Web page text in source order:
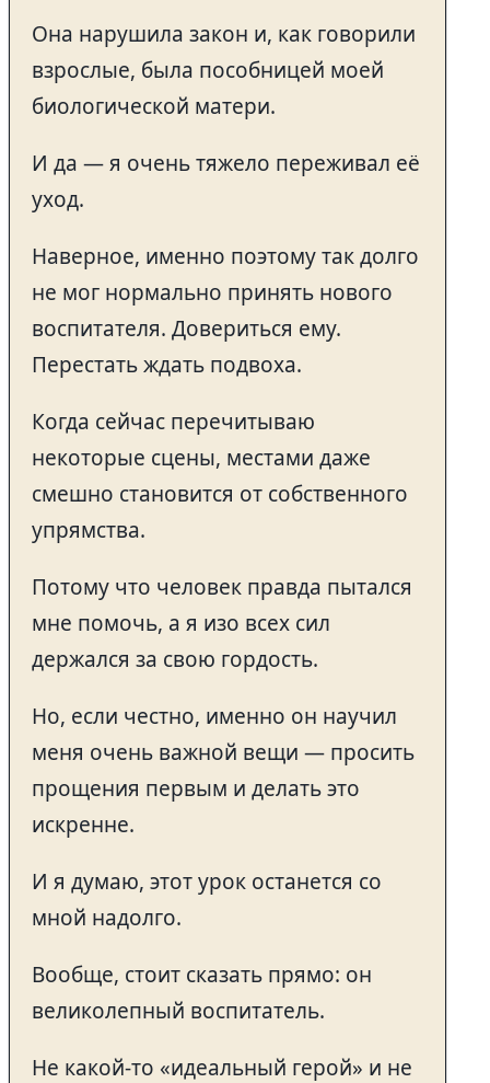
Она нарушила закон и, как говорили
взрослые, была пособницей моей
биологической матери.
И да — я очень тяжело переживал её
уход.
Наверное, именно поэтому так долго
не мог нормально принять нового
воспитателя. Довериться ему.
Перестать ждать подвоха.
Когда сейчас перечитываю
некоторые сцены, местами даже
смешно становится от собственного
упрямства.
Потому что человек правда пытался
мне помочь, а я изо всех сил
держался за свою гордость.
Но, если честно, именно он научил
меня очень важной вещи — просить
прощения первым и делать это
искренне.
И я думаю, этот урок останется со
мной надолго.
Вообще, стоит сказать прямо: он
великолепный воспитатель.
Не какой-то «идеальный герой» и не